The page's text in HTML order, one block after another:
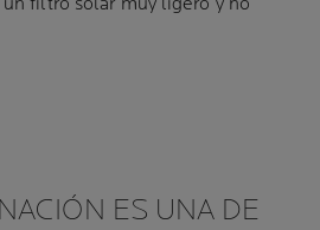
ES UNA DE